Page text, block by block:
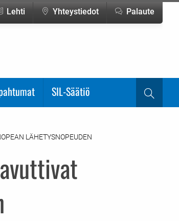
Lehti Yhteystiedot
Palaute
SIL-Säätiö Haku
LÄHETYSNOPEUDEN